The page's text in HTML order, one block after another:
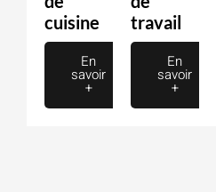
cuisine
En
savoir
+
travail
En
savoir
+